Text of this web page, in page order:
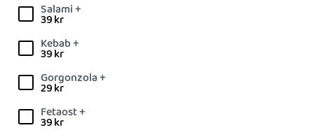
Salami +
39kr
Kebab +
39kr
Gorgonzola +
29kr
Fetaost +
39kr